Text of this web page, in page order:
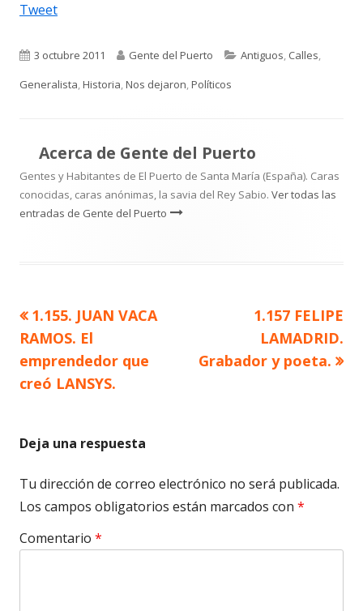
Tweet
Publicado
el
3 octubre 2011 Autor
Gente del Puerto Categorías
Antiguos, Calles,
Generalista,Historia,Nos dejaron,Políticos
Acerca de Gente del Puerto
Gentes y Habitantes de El Puerto de Santa María (España). Caras
conocidas, caras anónimas, la savia del Rey Sabio. Ver todas las
entradas de Gente del Puerto
Navegación
de
entradas
Artículo
anterior
1.155. JUAN VACA
RAMOS. El
emprendedor que
creó LANSYS.
Artículo
siguiente
1.157 FELIPE
LAMADRID.
Grabador y poeta.
Deja una respuesta
Tu dirección de correo electrónico no será publicada.
Los campos obligatorios están marcados con *
Comentario *